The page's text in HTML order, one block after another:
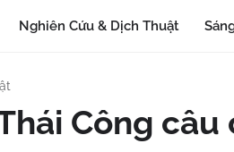
Nghiên Cứu & Dịch Thuật
Công câu